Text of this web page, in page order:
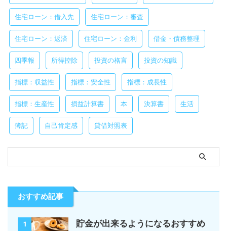
住宅ローン：借入先 住宅ローン：審査
住宅ローン：返済 住宅ローン：金利 借金・債務整理
四季報 所得控除 投資の格言 投資の知識
指標：収益性 指標：安全性 指標：成長性
指標：生産性 損益計算書 本 決算書 生活
簿記 自己肯定感 貸借対照表
おすすめ記事
1
貯金が出来るようになるおすすめ